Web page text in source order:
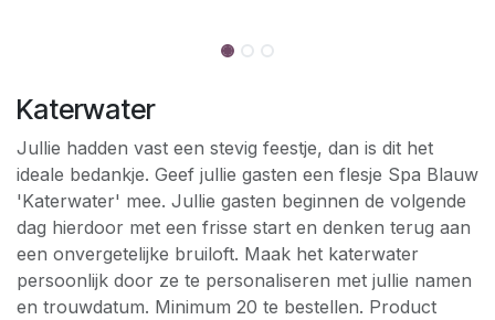
Katerwater
Jullie hadden vast een stevig feestje, dan is dit het
ideale bedankje. Geef jullie gasten een flesje Spa Blauw
'Katerwater' mee. Jullie gasten beginnen de volgende
dag hierdoor met een frisse start en denken terug aan
een onvergetelijke bruiloft. Maak het katerwater
persoonlijk door ze te personaliseren met jullie namen
en trouwdatum. Minimum 20 te bestellen. Product